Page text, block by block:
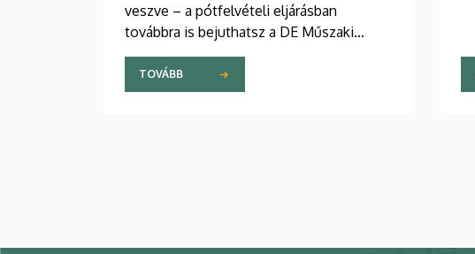
veszve – a pótfelvételi eljárásban
továbbra is bejuthatsz a DE Műszaki
Karára. Íme, a legfontosabb tudnivalók,
hogy időben felkészülhess.
TOVÁBB